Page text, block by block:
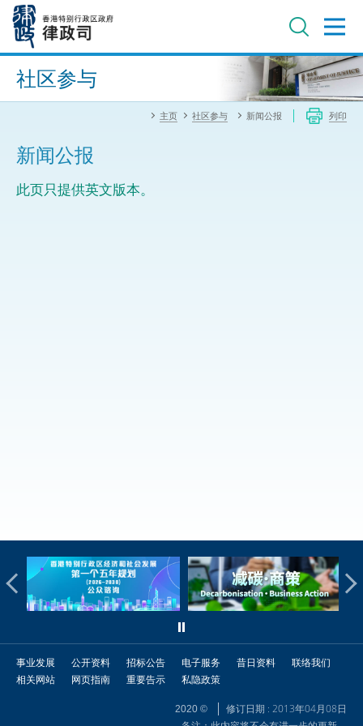
内
进阶搜寻
社区参与
主页 社区参与 新闻公报 列印
新闻公报
此页只提供英文版本。
事业发展 公开资料 招标公告 电子服务 昔日资料
联络我们
相关网站
网页指南 重要告示 私隐政策
2020 ©
修订日期 : 2013年04月08日